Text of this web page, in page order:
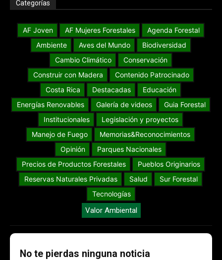
Categorías
AF Joven AF Mujeres Forestales
Agenda Forestal
Ambiente
Aves del Mundo
Biodiversidad
Cambio Climático
Conservación
Construir con Madera
Contenido Patrocinado
Costa Rica
Destacadas
Educación
Energías Renovables
Galería de videos
Guia Forestal
Institucionales
Legislación y proyectos
Manejo de Fuego
Memorias&Reconocimientos
Opinión
Parques Nacionales
Precios de Productos Forestales
Pueblos Originarios
Reservas Naturales Privadas
Salud
Sur Forestal
Tecnologías
Valor Ambiental
No te pierdas ninguna noticia